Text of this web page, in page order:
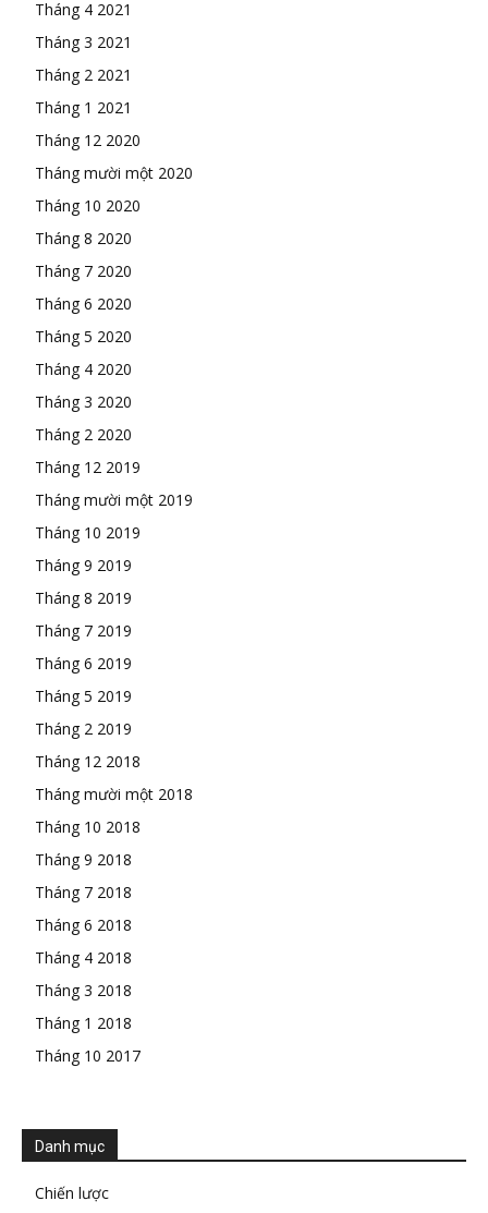
Tháng 4 2021
Tháng 3 2021
Tháng 2 2021
Tháng 1 2021
Tháng 12 2020
Tháng mười một 2020
Tháng 10 2020
Tháng 8 2020
Tháng 7 2020
Tháng 6 2020
Tháng 5 2020
Tháng 4 2020
Tháng 3 2020
Tháng 2 2020
Tháng 12 2019
Tháng mười một 2019
Tháng 10 2019
Tháng 9 2019
Tháng 8 2019
Tháng 7 2019
Tháng 6 2019
Tháng 5 2019
Tháng 2 2019
Tháng 12 2018
Tháng mười một 2018
Tháng 10 2018
Tháng 9 2018
Tháng 7 2018
Tháng 6 2018
Tháng 4 2018
Tháng 3 2018
Tháng 1 2018
Tháng 10 2017
Danh mục
Chiến lược